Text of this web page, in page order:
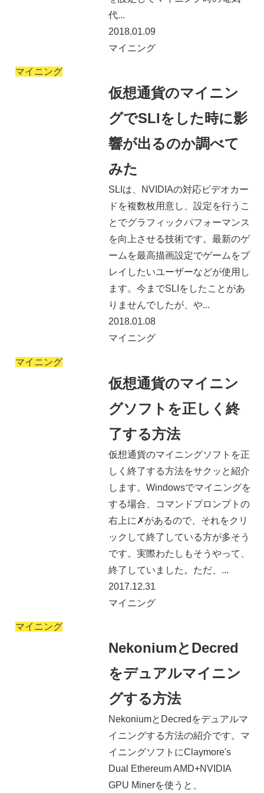
代...
2018.01.09
マイニング
マイニング
仮想通貨のマイニン
グでSLIをした時に影
響が出るのか調べて
みた
SLIは、NVIDIAの対応ビデオカー
ドを複数枚用意し、設定を行うこ
とでグラフィックパフォーマンス
を向上させる技術です。最新のゲ
ームを最高描画設定でゲームをプ
レイしたいユーザーなどが使用し
ます。今までSLIをしたことがあ
りませんでしたが、や...
2018.01.08
マイニング
マイニング
仮想通貨のマイニン
グソフトを正しく終
了する方法
仮想通貨のマイニングソフトを正
しく終了する方法をサクッと紹介
します。Windowsでマイニングを
する場合、コマンドプロンプトの
右上に✗があるので、それをクリ
ックして終了している方が多そう
です。実際わたしもそうやって、
終了していました。ただ、...
2017.12.31
マイニング
マイニング
NekoniumとDecred
をデュアルマイニン
グする方法
NekoniumとDecredをデュアルマ
イニングする方法の紹介です。マ
イニングソフトにClaymore's
Dual Ethereum AMD+NVIDIA
GPU Minerを使うと、